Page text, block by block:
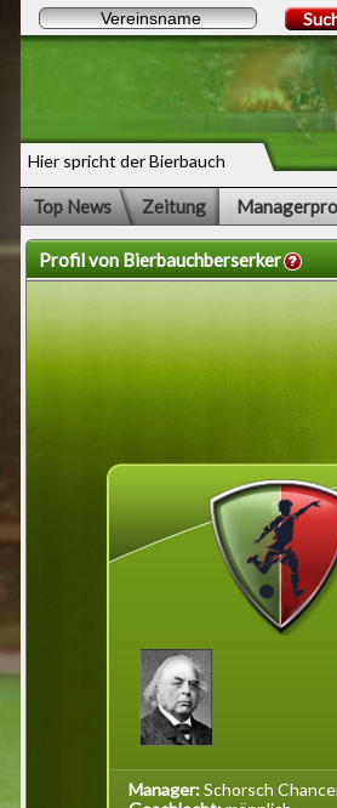
Hier spricht der Bierbauch
Top News Zeitung
Profil von Bierbauchberserker
Manager:Schorsch